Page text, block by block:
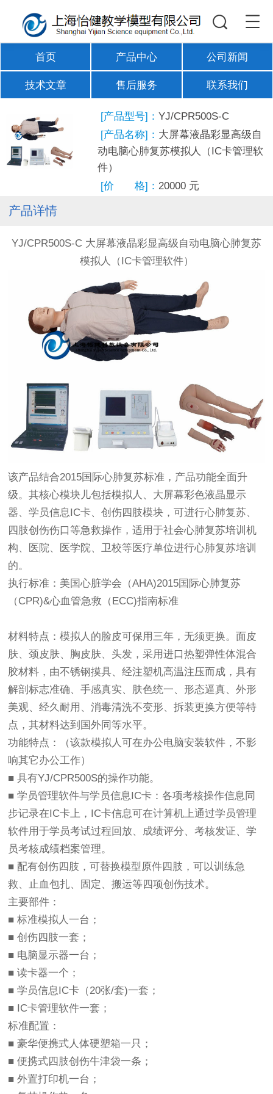
首页 产品中心 公司新闻
技术文章 售后服务 联系我们
[产品型号]： YJ/CPR500S-C
[产品名称]： 大屏幕液晶彩显高级自
动电脑心肺复苏模拟人（IC卡管理软
件）
[价 格]： 20000元
产品详情
YJ/CPR500S-C 大屏幕液晶彩显高级自动电脑心肺复苏
模拟人（IC卡管理软件）
该产品结合2015国际心肺复苏标准，产品功能全面升
级。其核心模块儿包括模拟人、大屏幕彩色液晶显示
器、学员信息IC卡、创伤四肢模块，可进行心肺复苏、
四肢创伤伤口等急救操作，适用于社会心肺复苏培训机
构、医院、医学院、卫校等医疗单位进行心肺复苏培训
的。
执行标准： 美国心脏学会（AHA)2015国际心肺复苏
（CPR)&心血管急救（ECC)指南标准
材料特点：模拟人的脸皮可保用三年，无须更换。面皮
肤、颈皮肤、胸皮肤、头发，采用进口热塑弹性体混合
胶材料，由不锈钢摸具、经注塑机高温注压而成，具有
解剖标志准确、手感真实、肤色统一、形态逼真、外形
美观、经久耐用、消毒清洗不变形、拆装更换方便等特
点，其材料达到国外同等水平。
功能特点：
（该款模拟人可在办公电脑安装软件，不影
响其它办公工作）
■ 具有YJ/CPR500S的操作功能。
■ 学员管理软件与学员信息IC卡：各项考核操作信息同
步记录在IC卡上，IC卡信息可在计算机上通过学员管理
软件用于学员考试过程回放、成绩评分、考核发证、学
员考核成绩档案管理。
■ 配有创伤四肢，可替换模型原件四肢，可以训练急
救、止血包扎、固定、搬运等四项创伤技术。
主要部件：
■ 标准模拟人一台；
■ 创伤四肢一套；
■ 电脑显示器一台；
■ 读卡器一个；
■ 学员信息IC卡（20张/套)一套；
■ IC卡管理软件一套；
标准配置：
■ 豪华便携式人体硬塑箱一只；
■ 便携式四肢创伤牛津袋一条；
■ 外置打印机一台；